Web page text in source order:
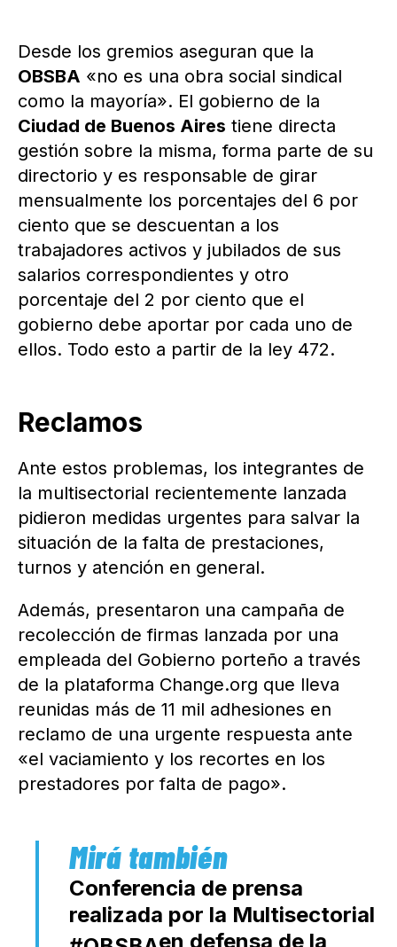
Desde los gremios aseguran que la
OBSBA «no es una obra social sindical
como la mayoría». El gobierno de la
Ciudad de Buenos Aires tiene directa
gestión sobre la misma, forma parte de su
directorio y es responsable de girar
mensualmente los porcentajes del 6 por
ciento que se descuentan a los
trabajadores activos y jubilados de sus
salarios correspondientes y otro
porcentaje del 2 por ciento que el
gobierno debe aportar por cada uno de
ellos. Todo esto a partir de la ley 472.
Reclamos
Ante estos problemas, los integrantes de
la multisectorial recientemente lanzada
pidieron medidas urgentes para salvar la
situación de la falta de prestaciones,
turnos y atención en general.
Además, presentaron una campaña de
recolección de firmas lanzada por una
empleada del Gobierno porteño a través
de la plataforma Change.org que lleva
reunidas más de 11 mil adhesiones en
reclamo de una urgente respuesta ante
«el vaciamiento y los recortes en los
prestadores por falta de pago».
Conferencia de prensa
realizada por la Multisectorial
en defensa de la